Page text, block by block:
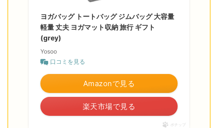
ヨガバッグ トートバッグ ジムバッグ 大容量
軽量 丈夫 ヨガマット収納 旅行 ギフト
(grey)
Yosoo
口コミを見る
Amazonで見る
楽天市場で見る
ポチップ